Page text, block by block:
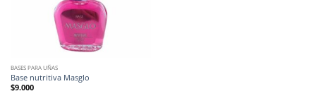
BASES PARA UÑAS
Base nutritiva Masglo
$9.000